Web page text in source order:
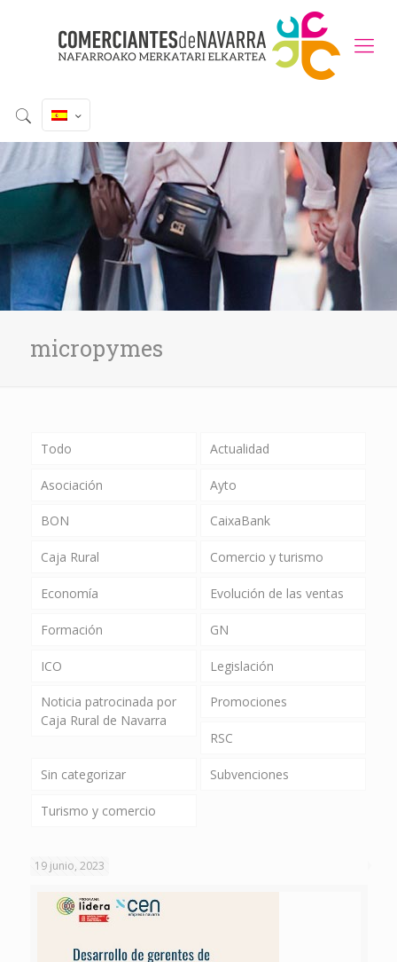
micropymes
Todo Actualidad
Asociación Ayto
BON CaixaBank
Caja Rural Comercio y turismo
Economía Evolución de las ventas
Formación GN
ICO Legislación
Noticia patrocinada por
Caja Rural de Navarra
Promociones
RSC
Sin categorizar Subvenciones
Turismo y comercio
19 junio, 2023